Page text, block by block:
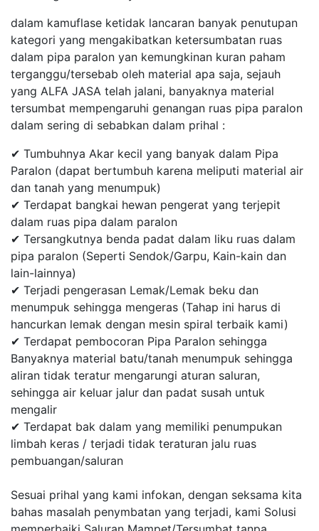
dalam kamuflase ketidak lancaran banyak penutupan
kategori yang mengakibatkan ketersumbatan ruas
dalam pipa paralon yan kemungkinan kuran paham
terganggu/tersebab oleh material apa saja, sejauh
yang ALFA JASA telah jalani, banyaknya material
tersumbat mempengaruhi genangan ruas pipa paralon
dalam sering di sebabkan dalam prihal :
✔ Tumbuhnya Akar kecil yang banyak dalam Pipa
Paralon (dapat bertumbuh karena meliputi material air
dan tanah yang menumpuk)
✔ Terdapat bangkai hewan pengerat yang terjepit
dalam ruas pipa dalam paralon
✔ Tersangkutnya benda padat dalam liku ruas dalam
pipa paralon (Seperti Sendok/Garpu, Kain-kain dan
lain-lainnya)
✔ Terjadi pengerasan Lemak/Lemak beku dan
menumpuk sehingga mengeras (Tahap ini harus di
hancurkan lemak dengan mesin spiral terbaik kami)
✔ Terdapat pembocoran Pipa Paralon sehingga
Banyaknya material batu/tanah menumpuk sehingga
aliran tidak teratur mengarungi aturan saluran,
sehingga air keluar jalur dan padat susah untuk
mengalir
✔ Terdapat bak dalam yang memiliki penumpukan
limbah keras / terjadi tidak teraturan jalu ruas
pembuangan/saluran
Sesuai prihal yang kami infokan, dengan seksama kita
bahas masalah penymbatan yang terjadi, kami Solusi